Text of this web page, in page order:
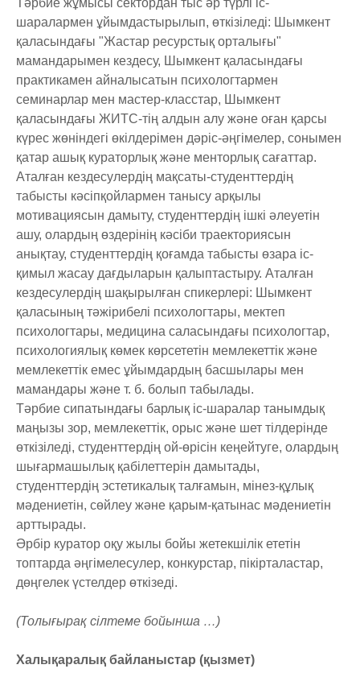
шаралармен ұйымдастырылып, өткізіледі: Шымкент
қаласындағы "Жастар ресурстық орталығы"
мамандарымен кездесу, Шымкент қаласындағы
практикамен айналысатын психологтармен
семинарлар мен мастер-класстар, Шымкент
қаласындағы ЖИТС-тің алдын алу және оған қарсы
күрес жөніндегі өкілдерімен дәріс-әңгімелер, сонымен
қатар ашық кураторлық және менторлық сағаттар.
Аталған кездесулердің мақсаты-студенттердің
табысты кәсіпқойлармен танысу арқылы
мотивациясын дамыту, студенттердің ішкі әлеуетін
ашу, олардың өздерінің кәсіби траекториясын
анықтау, студенттердің қоғамда табысты өзара іс-
қимыл жасау дағдыларын қалыптастыру. Аталған
кездесулердің шақырылған спикерлері: Шымкент
қаласының тәжірибелі психологтары, мектеп
психологтары, медицина саласындағы психологтар,
психологиялық көмек көрсететін мемлекеттік және
мемлекеттік емес ұйымдардың басшылары мен
мамандары және т. б. болып табылады.
Тәрбие сипатындағы барлық іс-шаралар танымдық
маңызы зор, мемлекеттік, орыс және шет тілдерінде
өткізіледі, студенттердің ой-өрісін кеңейтуге, олардың
шығармашылық қабілеттерін дамытады,
студенттердің эстетикалық талғамын, мінез-құлық
мәдениетін, сөйлеу және қарым-қатынас мәдениетін
арттырады.
Әрбір куратор оқу жылы бойы жетекшілік ететін
топтарда әңгімелесулер, конкурстар, пікірталастар,
дөңгелек үстелдер өткізеді.
(Толығырақ сілтеме бойынша …)
Халықаралық байланыстар (қызмет)